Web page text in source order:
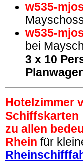
w535-
w535-
bei
3 x 10
Hotelzimmer
Schiffskarten
zu allen
Rhein für